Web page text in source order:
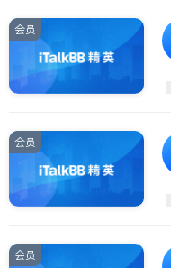
会员
会员
会员